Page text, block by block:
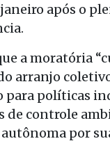
após o
a moratória
arranjo
para políticas
de controle
por